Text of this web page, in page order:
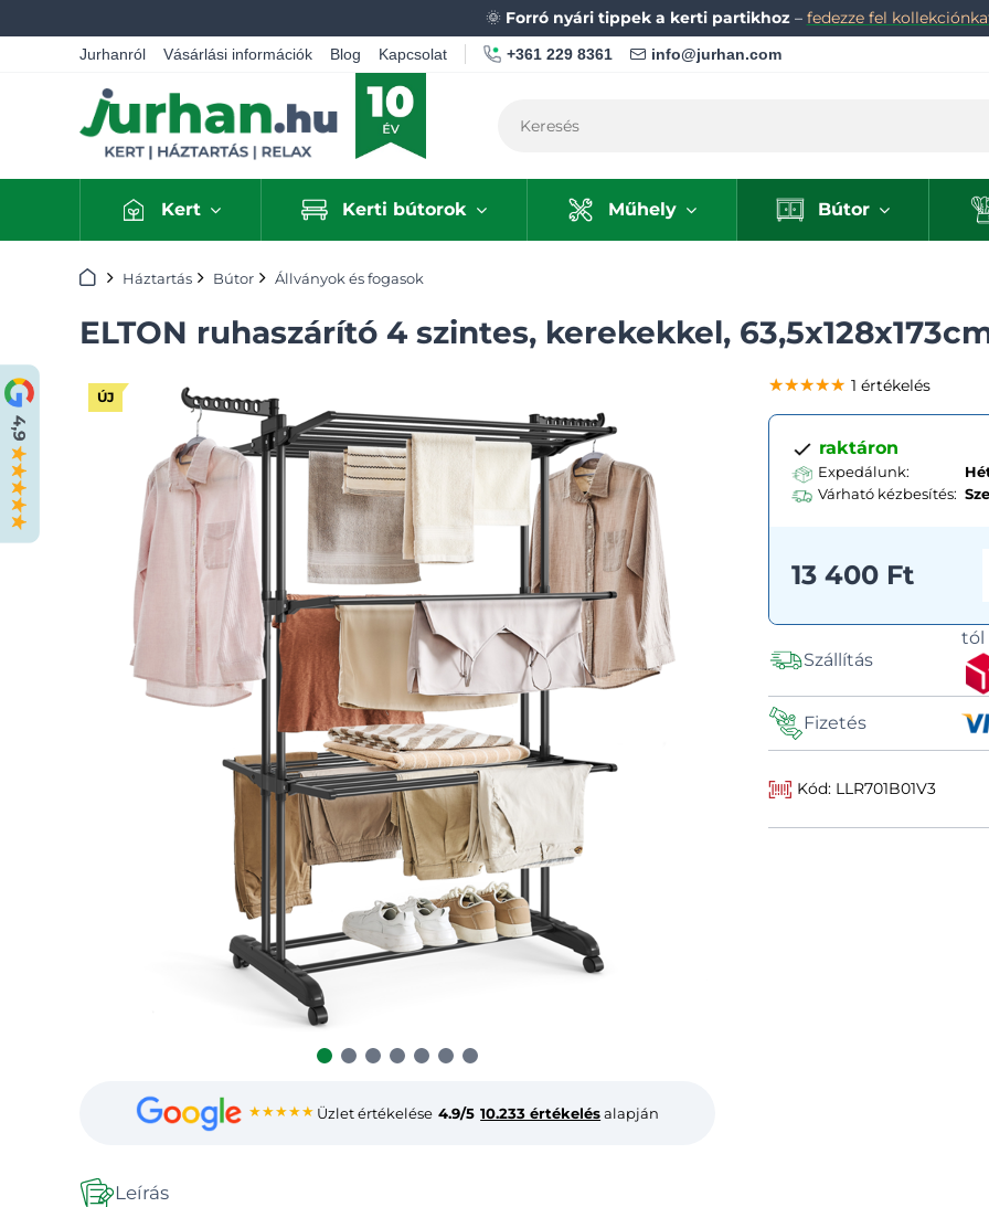
🌞 Forró nyári tippek a kerti partikhoz– fedezze fel
Jurhanról Vásárlási információk Blog Kapcsolat +361 229 8361 info@jurhan.com
Kert Kerti bútorok Műhely Bútor
KezdőlapHáztartás Bútor Állványok és fogasok
ELTON ruhaszárító 4 szintes, kerekekkel,
ÚJ
★★★★★ Üzlet értékelése 4.9/5 10.233 értékelésalapján
★★★★★
★★★★★
★★★★★ 1 értékelés
raktáron
Expedálunk:
Várható kézbesítés:
13 400 Ft
Szállítás
tól
Fizetés
Kód: LLR701B01V3
Leírás